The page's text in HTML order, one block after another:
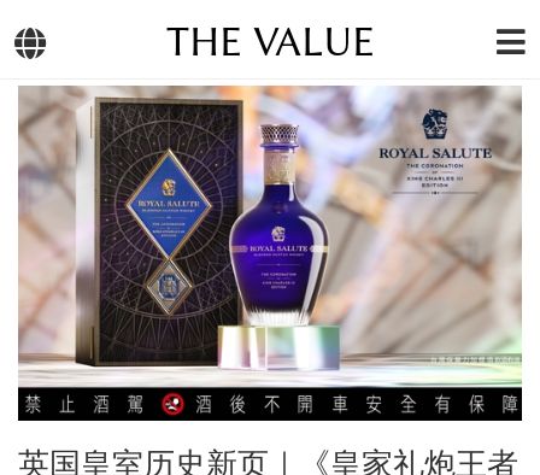
THE VALUE
英国皇室历史新页｜《皇家礼炮王者